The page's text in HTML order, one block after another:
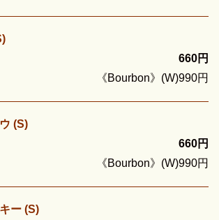
660円
《Bourbon》(W)990円
(S)
660円
《Bourbon》(W)990円
ー (S)